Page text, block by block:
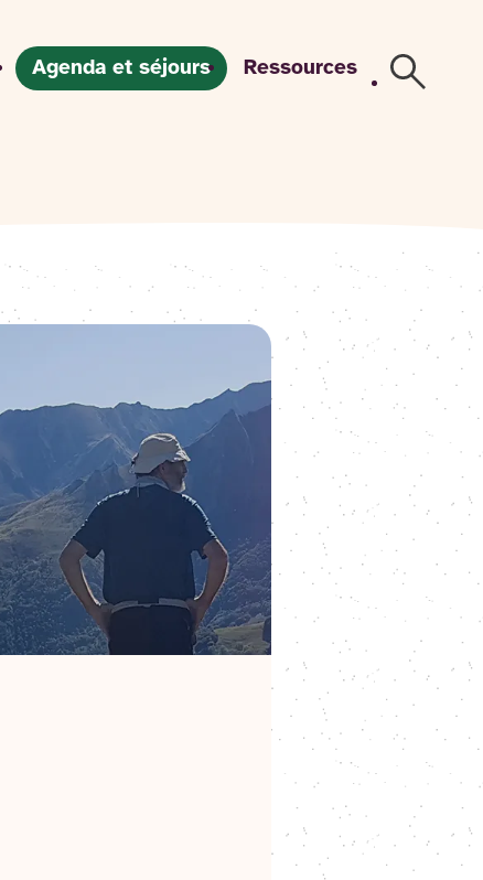
Agenda et séjours Ressources